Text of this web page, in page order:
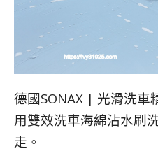
德國SONAX | 光滑洗車
用雙效洗車海綿沾水刷
走。